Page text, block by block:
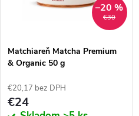
e
p
s
p
r
€30
–20 %
Matchiareň Matcha Premium
& Organic 50 g
€20,17 bez DPH
€24